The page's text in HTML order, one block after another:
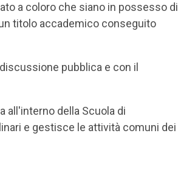
a coloro che siano in possesso di
titolo accademico conseguito
pubblica e con il
all'interno della Scuola di
e gestisce le attività comuni dei